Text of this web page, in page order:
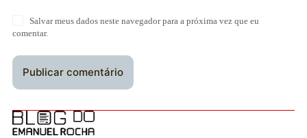
Salvar meus dados neste navegador para a próxima vez que eu
comentar.
Publicar comentário